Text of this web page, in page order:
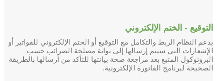
التوقيع - الختم الإلكتروني
يدعم النظام الربط والتكامل مع التوقيع أو الختم الإلكتروني للفواتير أو
الإشعارات التي سيتم إرسالها إلى بوابة مصلحة الضرائب حسب
البروتوكول المتبع بعد مراجعة صحة بيانتها للتأكد من أرسالها بالطريقة
الصحيحة لبرنامج الفاتورة الإلكترونية.